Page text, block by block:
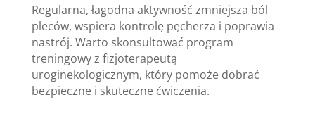
Regularna, łagodna aktywność zmniejsza ból
pleców, wspiera kontrolę pęcherza i poprawia
nastrój. Warto skonsultować program
treningowy z fizjoterapeutą
uroginekologicznym, który pomoże dobrać
bezpieczne i skuteczne ćwiczenia.